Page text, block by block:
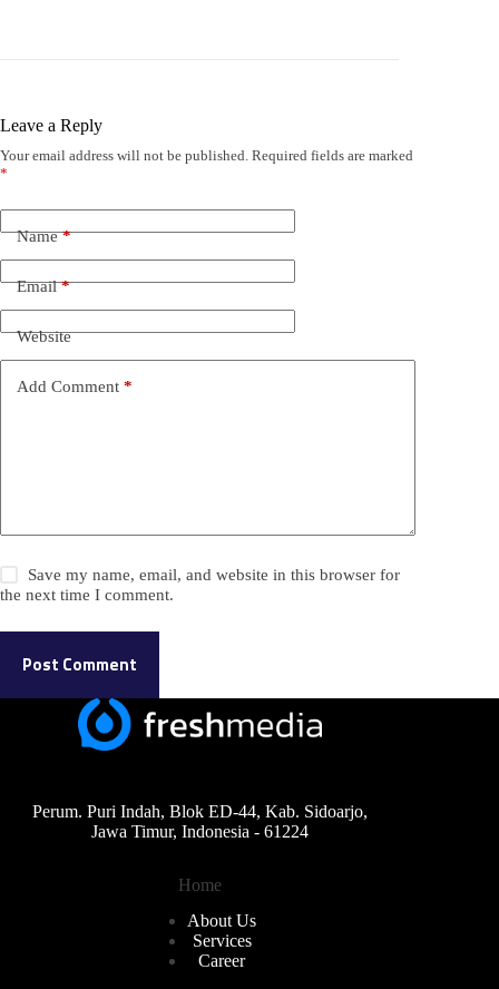
Leave a Reply
Your email address will not be published. Required fields are marked
*
Name*
Email*
Website
Add Comment *
Save my name, email, and website in this browser for
the next time I comment.
Post Comment
Perum. Puri Indah, Blok ED-44, Kab. Sidoarjo,
Jawa Timur, Indonesia - 61224
Home
About Us
Services
Career